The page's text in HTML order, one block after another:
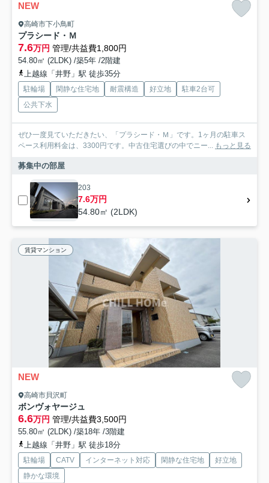
NEW
高崎市下小鳥町
プラシード・Ｍ
7.6万円 管理/共益費1,800円
54.80㎡ (2LDK) /築5年 /2階建
上越線「井野」駅 徒歩35分
駐輪場 閑静な住宅地 耐震構造 好立地
駐車2台可
公共下水
ぜひ一度見ていただきたい、「プラシード・Ｍ」です。1ヶ月の駐車ス
ペース利用料金は、3300円です。中古住宅選びの中でニー... もっと見る
募集中の部屋
203
7.6万円
54.80㎡ (2LDK)
賃貸マンション
NEW
高崎市貝沢町
ボンヴォヤージュ
6.6万円 管理/共益費3,500円
55.80㎡ (2LDK) /築18年 /3階建
上越線「井野」駅 徒歩18分
駐輪場 CATV インターネット対応 閑静な住宅地
好立地
静かな環境